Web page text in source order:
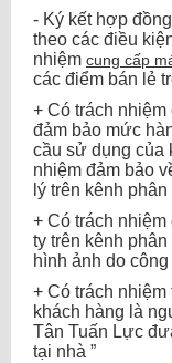
- Ký kết hợp
theo các điều
nhiệm cung cấp
các điểm bán lẻ
+ Có trách
đảm bảo mức
cầu sử dụng của
nhiệm đảm bảo
lý trên kênh
+ Có trách
ty trên kênh
hình ảnh do
+ Có trách
khách hàng là
Tân Tuấn Lực
tại nhà ”